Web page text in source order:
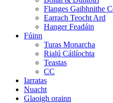
Flanges Gaibhnithe
Earrach Teocht Ard
Hanger Feadáin
Fúinn
Turas Monarcha
Rialú Cáilíochta
Teastas
CC
Iarratas
Nuacht
Glaoigh orainn